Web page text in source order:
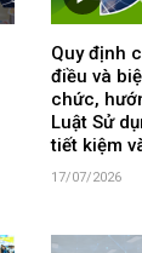
Quy định
điều và
chức,
Luật Sử
tiết kiệm
17/07/2026